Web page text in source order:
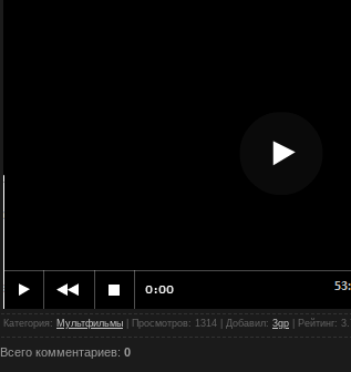
Категория : Мультфильмы Просмотров: 1314 | Добавил: 3gp Рейтинг:
Всего комментариев: 0